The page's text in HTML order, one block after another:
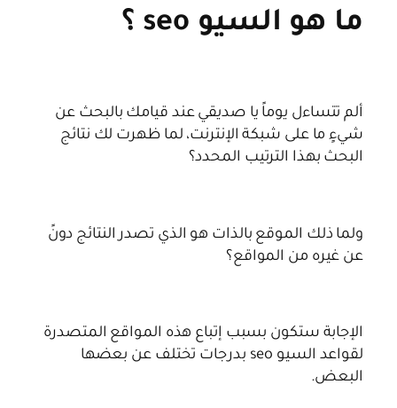
ما هو السيو seo ؟
ألم تتساءل يوماً يا صديقي عند قيامك بالبحث عن
شيءٍ ما على شبكة الإنترنت، لما ظهرت لك نتائج
البحث بهذا الترتيب المحدد؟
ولما ذلك الموقع بالذات هو الذي تصدر النتائج دونً
عن غيره من المواقع؟
الإجابة ستكون بسبب إتباع هذه المواقع المتصدرة
لقواعد السيو seo بدرجات تختلف عن بعضها
البعض.